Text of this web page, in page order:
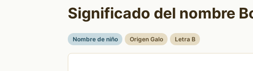
Significado del nombre
Nombre de niño Origen Galo Letra B